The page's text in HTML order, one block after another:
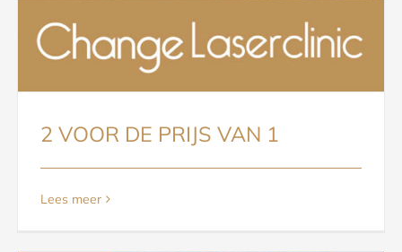
2 VOOR DE PRIJS VAN 1
Lees meer